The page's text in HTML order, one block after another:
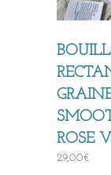
ROSE
29,00€